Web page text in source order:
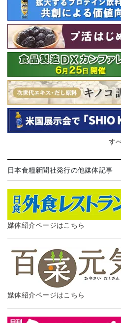
す
日本食糧新聞社発行の他媒体記事
媒体紹介ページはこちら
媒体紹介ページはこちら